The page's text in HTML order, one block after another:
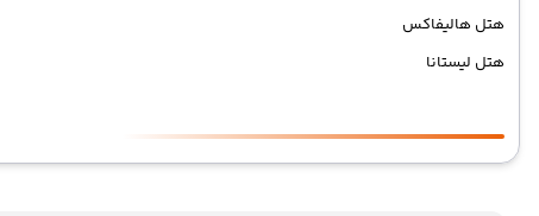
هتل هالیفاکس
هتل لیستانا